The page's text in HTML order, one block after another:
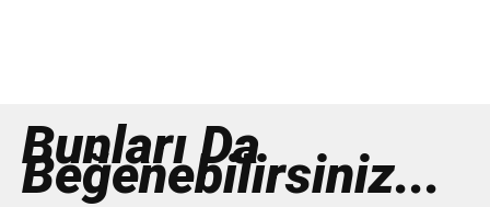
Bunları Da
Beğenebilirsiniz...